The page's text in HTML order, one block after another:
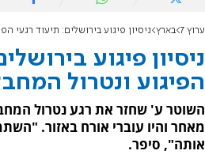
ערוץ 7 בארץ ניסיון פיגוע בירושלים: תיעוד רגעי
ניסיון פיגוע
הפיגוע ונטרול
השוטר ע' שחזר את רגע נטרול
מאחר והיו עוברי אורח באזור.
אותה", סיפר.